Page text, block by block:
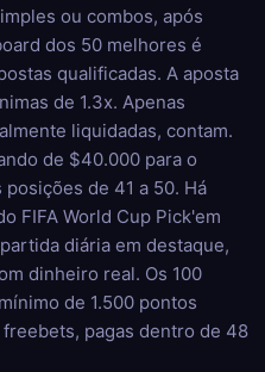
ou combos, após
dos 50 melhores é
qualificadas. A aposta
de 1.3x. Apenas
liquidadas, contam.
de $40.000 para o
de 41 a 50. Há
FIFA World Cup Pick'em
diária em destaque,
dinheiro real. Os 100
de 1.500 pontos
pagas dentro de 48